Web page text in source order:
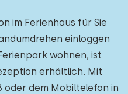
im Ferienhaus für Sie
einloggen
wohnen, ist
erhältlich. Mit
oder dem Mobiltelefon in